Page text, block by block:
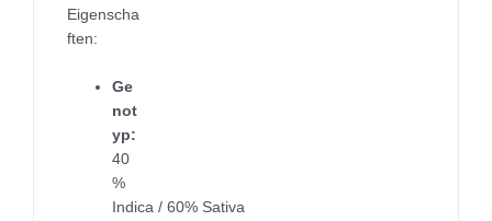
Eigenscha
ften:
Ge
not
yp:
40
%
Indica / 60% Sativa